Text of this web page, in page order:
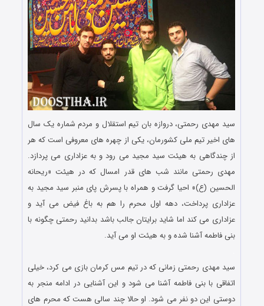
سید مهدی رحمتی، دروازه بان تیم استقلال و مردم شماره یک سال
های اخیر تیم ملی کشورمان، یکی از چهره های معروفی است که هر
از چندگاهی به هیئت سید مجید می رود و به عزاداری می پردازد.
مهدی رحمتی مانند شب های قدر امسال که در هیئت «ریحانه
الحسین (ع)» احیا گرفت و همراه با پسرش پای منبر سید مجید به
عزاداری پرداخت، دهه اول محرم را هم به باغ فیض می آید و
عزاداری می کند اما شاید برایتان جالب باشد بدانید رحمتی چگونه با
بنی فاطمه آشنا شده و به هیئت او می آید.
سید مهدی رحمتی زمانی که در تیم مس کرمان بازی می کرد، خیلی
اتفاقی با بنی فاطمه آشنا می شود و این آشنایی در ادامه منجر به
دوستی این دو نفر می شود. او حالا چند سالی هست که محرم های